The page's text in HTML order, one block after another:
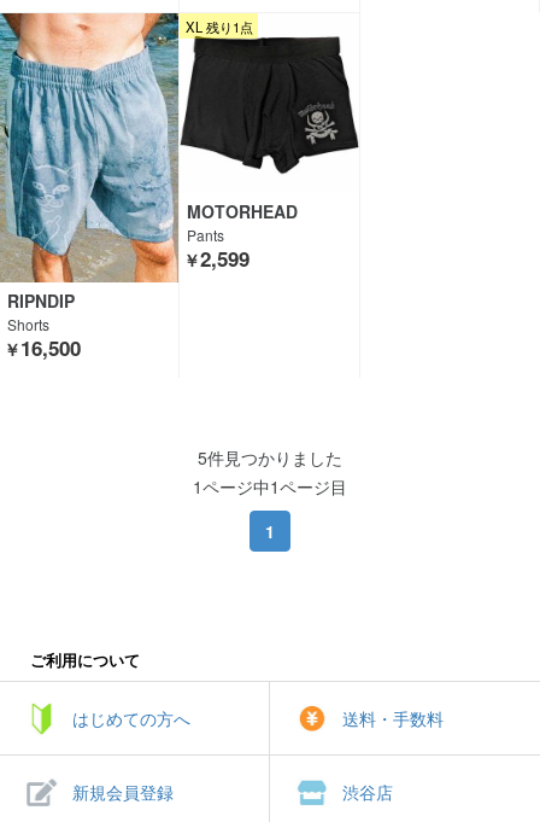
RIPNDIP
Shorts
￥16,500
XL 残り1点
MOTORHEAD
Pants
￥2,599
5件見つかりました
1ページ中1ページ目
1
ご利用について
はじめての方へ 送料・手数料
新規会員登録 渋谷店